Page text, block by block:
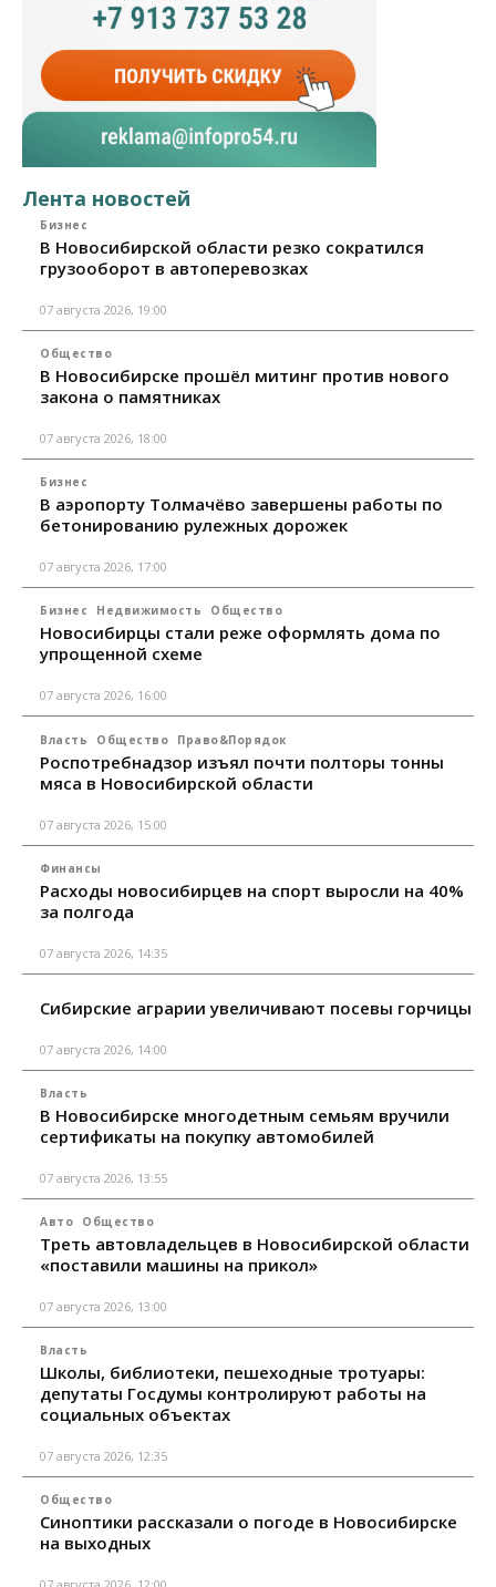
Лента новостей
Бизнес
В Новосибирской области резко сократился
грузооборот в автоперевозках
07 августа 2026, 19:00
Общество
В Новосибирске прошёл митинг против нового
закона о памятниках
07 августа 2026, 18:00
Бизнес
В аэропорту Толмачёво завершены работы по
бетонированию рулежных дорожек
07 августа 2026, 17:00
Бизнес Недвижимость Общество
Новосибирцы стали реже оформлять дома по
упрощенной схеме
07 августа 2026, 16:00
Власть Общество Право&Порядок
Роспотребнадзор изъял почти полторы тонны
мяса в Новосибирской области
07 августа 2026, 15:00
Финансы
Расходы новосибирцев на спорт выросли на 40%
за полгода
07 августа 2026, 14:35
Сибирские аграрии увеличивают посевы горчицы
07 августа 2026, 14:00
Власть
В Новосибирске многодетным семьям вручили
сертификаты на покупку автомобилей
07 августа 2026, 13:55
Авто Общество
Треть автовладельцев в Новосибирской области
«поставили машины на прикол»
07 августа 2026, 13:00
Власть
Школы, библиотеки, пешеходные тротуары:
депутаты Госдумы контролируют работы на
социальных объектах
07 августа 2026, 12:35
Общество
Синоптики рассказали о погоде в Новосибирске
на выходных